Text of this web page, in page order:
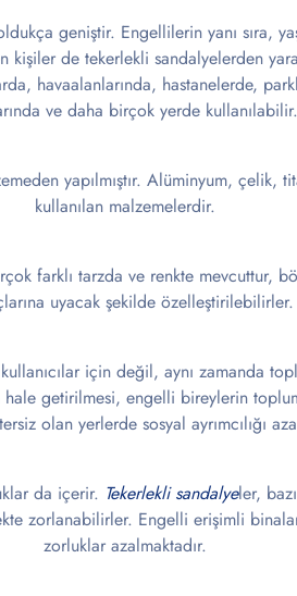
geniştir. Engellilerin yanı sıra,
kişiler de tekerlekli sandalyelerden
havaalanlarında, hastanelerde,
ve daha birçok yerde kullanılabilir.
yapılmıştır. Alüminyum, çelik,
kullanılan malzemelerdir.
farklı tarzda ve renkte mevcuttur,
uyacak şekilde özelleştirilebilirler.
için değil, aynı zamanda
getirilmesi, engelli bireylerin
olan yerlerde sosyal ayrımcılığı
da içerir. Tekerlekli sandalyeler,
zorlanabilirler. Engelli erişimli
zorluklar azalmaktadır.